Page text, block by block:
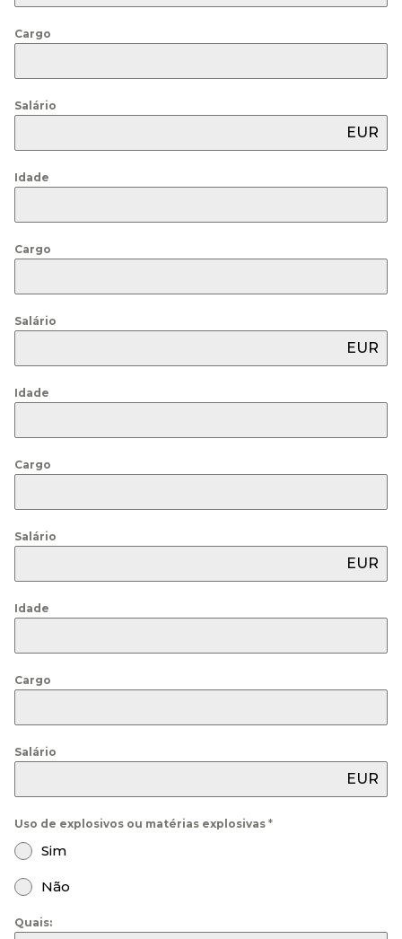
Cargo
Salário
EUR
Idade
Cargo
Salário
EUR
Idade
Cargo
Salário
EUR
Idade
Cargo
Salário
EUR
Uso de explosivos ou matérias explosivas *
Sim
Não
Quais: